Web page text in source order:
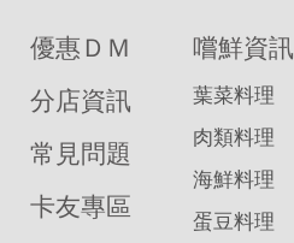
優惠ＤＭ
分店資訊
常見問題
卡友專區
嚐鮮資訊
葉菜料理
肉類料理
海鮮料理
蛋豆料理